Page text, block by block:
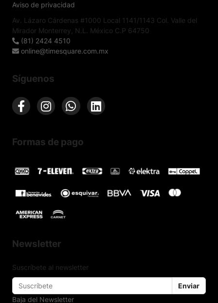
Aviso de privacidad
Av. Lázaro Cárdenas #1000 Local 1141/1143 Col. Valle del
Mirador Monterrey, N.L. México C.P 64750
(81) 2424 4510
online@timesquare.com.mx
Síguenos
Formas de pago
Newsletter
Suscríbete al newsletter
Enviar
Baja del Newsletter